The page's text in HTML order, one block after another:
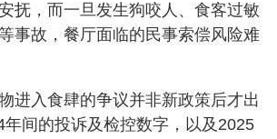
抚，而一旦发生狗咬人、食客过敏
事故，餐厅面临的民事索偿风险难
进入食肆的争议并非新政策后才出
间的投诉及检控数字，以及2025